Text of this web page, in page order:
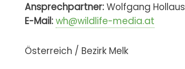
Ansprechpartner:Wolfgang Hollaus
E-Mail:wh@wildlife-media.at
Österreich / Bezirk Melk